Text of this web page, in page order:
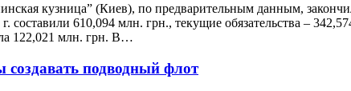
кузница” (Киев), по предварительным данным,
составили 610,094 млн. грн., текущие обязательства –
122,021 млн. грн. В…
создавать подводный флот